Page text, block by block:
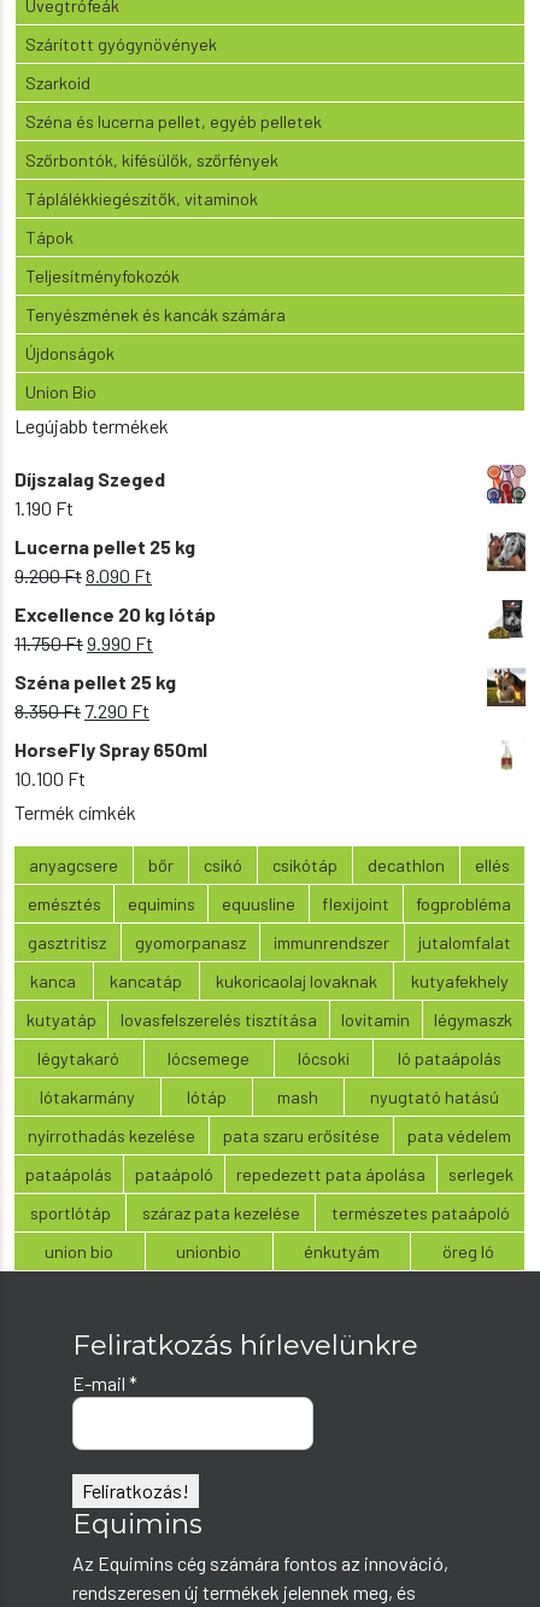
Üvegtrófeák
Szárított gyógynövények
Szarkoid
Széna és lucerna pellet, egyéb pelletek
Szőrbontók, kifésülők, szőrfények
Táplálékkiegészítők, vitaminok
Tápok
Teljesítményfokozók
Tenyészmének és kancák számára
Újdonságok
Union Bio
Legújabb termékek
Díjszalag Szeged
1.190 Ft
Lucerna pellet 25 kg
9.200FtOriginal
9.200 Ft.
8.090 Ft
is:
8.090 Ft.
Excellence 20 kg lótáp
11.750FtOriginal
11.750 Ft.
9.990 Ft
is:
Széna pellet 25 kg
8.350Ft Original
was:
7.290 Ft
HorseFly Spray 650ml
10.100 Ft
Termék címkék
anyagcsere bőr csikó csikótáp decathlon
ellés
emésztés
equimins equusline flexijoint
fogprobléma
gasztritisz
gyomorpanasz immunrendszer
jutalomfalat
kanca
kancatáp kukoricaolaj lovaknak
kutyafekhely
kutyatáp
lovasfelszerelés tisztítása lovitamin
légymaszk
légytakaró
lócsemege lócsoki
ló pataápolás
lótakarmány
lótáp mash
nyugtató hatású
nyírrothadás kezelése
pata szaru erősítése
pata védelem
pataápolás
pataápoló repedezett pata ápolása
serlegek
sportlótáp
száraz pata kezelése
természetes pataápoló
union bio
unionbio énkutyám öreg ló
Feliratkozás hírlevelünkre
E-mail *
Equimins
Az Equimins cég számára fontos az innováció,
rendszeresen új termékek jelennek meg, és